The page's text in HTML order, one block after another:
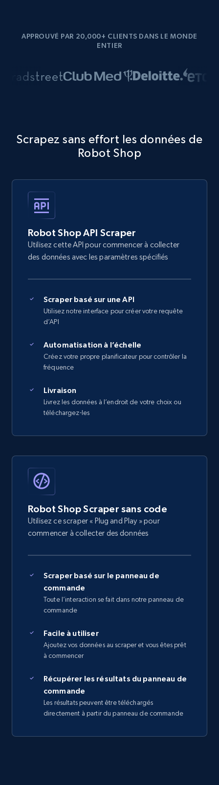
APPROUVÉ PAR 20,000+ CLIENTS DANS LE MONDE
ENTIER
Scrapez sans effort les données de
Robot Shop
Robot Shop API Scraper
Utilisez cette API pour commencer à collecter
des données avec les paramètres spécifiés
Scraper basé sur une API
Utilisez notre interface pour créer votre requête
d’API
Automatisation à l’échelle
Créez votre propre planificateur pour contrôler la
fréquence
Livraison
Livrez les données à l’endroit de votre choix ou
téléchargez-les
Robot Shop Scraper sans code
Utilisez ce scraper « Plug and Play » pour
commencer à collecter des données
Scraper basé sur le panneau de
commande
Toute l’interaction se fait dans notre panneau de
commande
Facile à utiliser
Ajoutez vos données au scraper et vous êtes prêt
à commencer
Récupérer les résultats du panneau de
commande
Les résultats peuvent être téléchargés
directement à partir du panneau de commande